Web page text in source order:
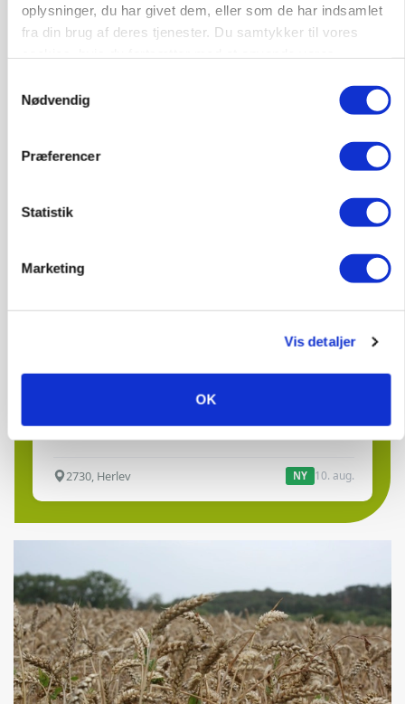
oplysninger, du har givet dem, eller som de har indsamlet
fra din brug af deres tjenester. Du samtykker til vores
Nødvendig
Præferencer
Statistik
Marketing
Vis detaljer
OK
Medarbejder til slagtegriseproduktion
Slagtegrise
4261, Dalmose 10. aug.
Afdelingsansvarlig for klimastald
6100, Haderslev 10. aug.
2730, Herlev NY 10. aug.